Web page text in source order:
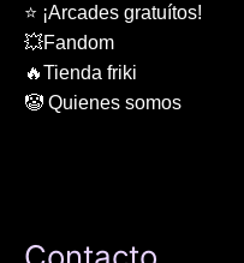
⭐ ¡Arcades gratuítos!
💥Fandom
🔥Tienda friki
🤡 Quienes somos